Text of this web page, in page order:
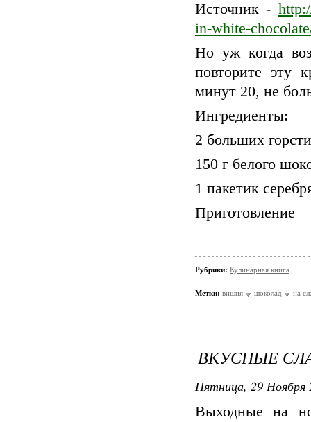
Источник -
in-white-
Но уж когда
повторите эту
минут 20, не
Ингредиенты:
2 больших
150 г белого
1 пакетик
Приготовление
Рубрики: Кулинарная книга
Метки: вишня шоколад на
ВКУСНЫЕ
Пятница, 29 Ноября
Выходные на